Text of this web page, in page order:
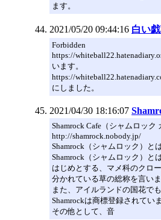
ます。
2021/05/20 09:44:16 白い
Forbidden
https://
います。
https://
にしました。
2021/04/30 18:16:07
Shamrock Cafe（シャムロック
http://shamrock.nobody.jp/
Shamrock（シャムロック）と
Shamrock（シャムロック）と
はじめとする、マメ科のクロ
分かれている草の総称を言いま
また、アイルランドの国花で
Shamrockは商標登録されていま
その他として、音